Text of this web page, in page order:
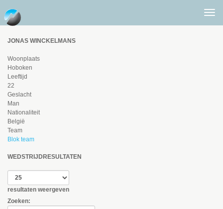
JONAS WINCKELMANS
Woonplaats
Hoboken
Leeftijd
22
Geslacht
Man
Nationaliteit
België
Team
Blok team
WEDSTRIJDRESULTATEN
resultaten weergeven
Zoeken: